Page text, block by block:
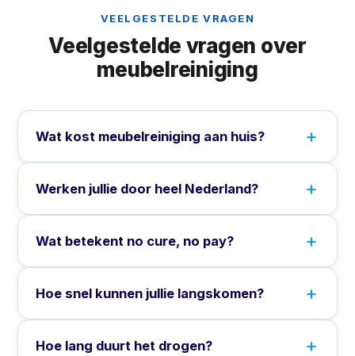
VEELGESTELDE VRAGEN
Veelgestelde vragen over
meubelreiniging
Wat kost meubelreiniging aan huis?
Werken jullie door heel Nederland?
Wat betekent no cure, no pay?
Hoe snel kunnen jullie langskomen?
Hoe lang duurt het drogen?